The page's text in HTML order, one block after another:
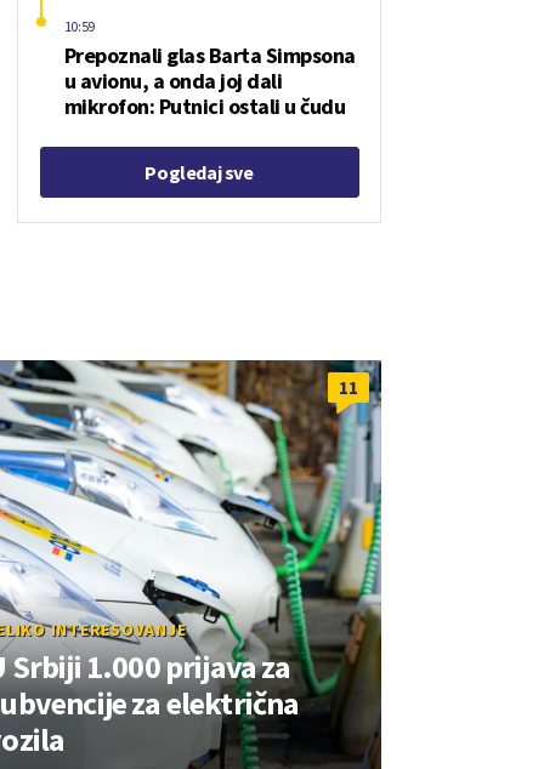
Prepoznali glas Barta Simpsona
u avionu, a onda joj dali
mikrofon: Putnici ostali u čudu
10:59
Pogledaj sve
11
INTERESOVANJE
Srbiji 1.000 prijava za
za električna